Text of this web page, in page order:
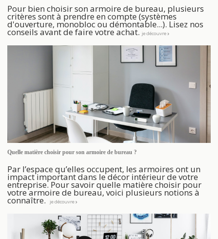
Pour bien choisir son armoire de bureau, plusieurs
critères sont à prendre en compte (systèmes
d'ouverture, monobloc ou démontable...). Lisez nos
conseils avant de faire votre achat. je découvre
Quelle matière choisir pour son armoire de bureau ?
Par l’espace qu’elles occupent, les armoires ont un
impact important dans le décor intérieur de votre
entreprise. Pour savoir quelle matière choisir pour
votre armoire de bureau, voici plusieurs notions à
connaître. je découvre